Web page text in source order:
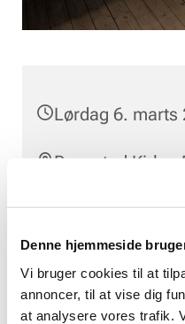
Denne hjemmeside
Vi bruger cookies til at
annoncer, til at vise dig
at analysere vores trafik.
Lørdag 6. marts
Rungsted Kirke,
Mathias Harding